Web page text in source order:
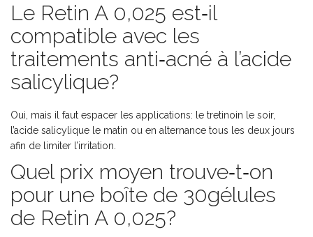
Le Retin A 0,025 est‑il
compatible avec les
traitements anti‑acné à l’acide
salicylique?
Oui, mais il faut espacer les applications: le tretinoin le soir,
l’acide salicylique le matin ou en alternance tous les deux jours
afin de limiter l’irritation.
Quel prix moyen trouve‑t‑on
pour une boîte de 30gélules
de Retin A 0,025?